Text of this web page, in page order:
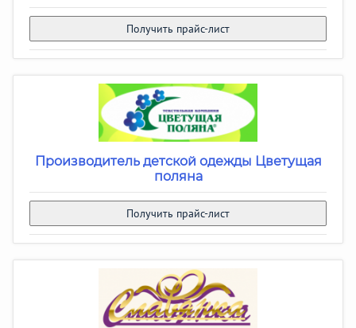
Получить прайс-лист
Производитель детской одежды Цветущая
поляна
Получить прайс-лист